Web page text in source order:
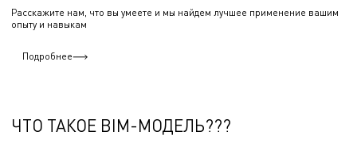
Расскажите нам, что вы умеете и мы найдем лучшее применение вашим
опыту и навыкам
Подробнее
ЧТО ТАКОЕ BIM-МОДЕЛЬ???